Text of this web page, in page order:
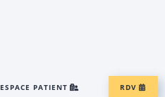
ESPACE PATIENT RDV